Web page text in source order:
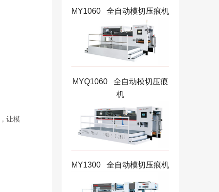
让模
MY1060 全自动模切压痕机
MYQ1060 全自动模切压痕
机
MY1300 全自动模切压痕机